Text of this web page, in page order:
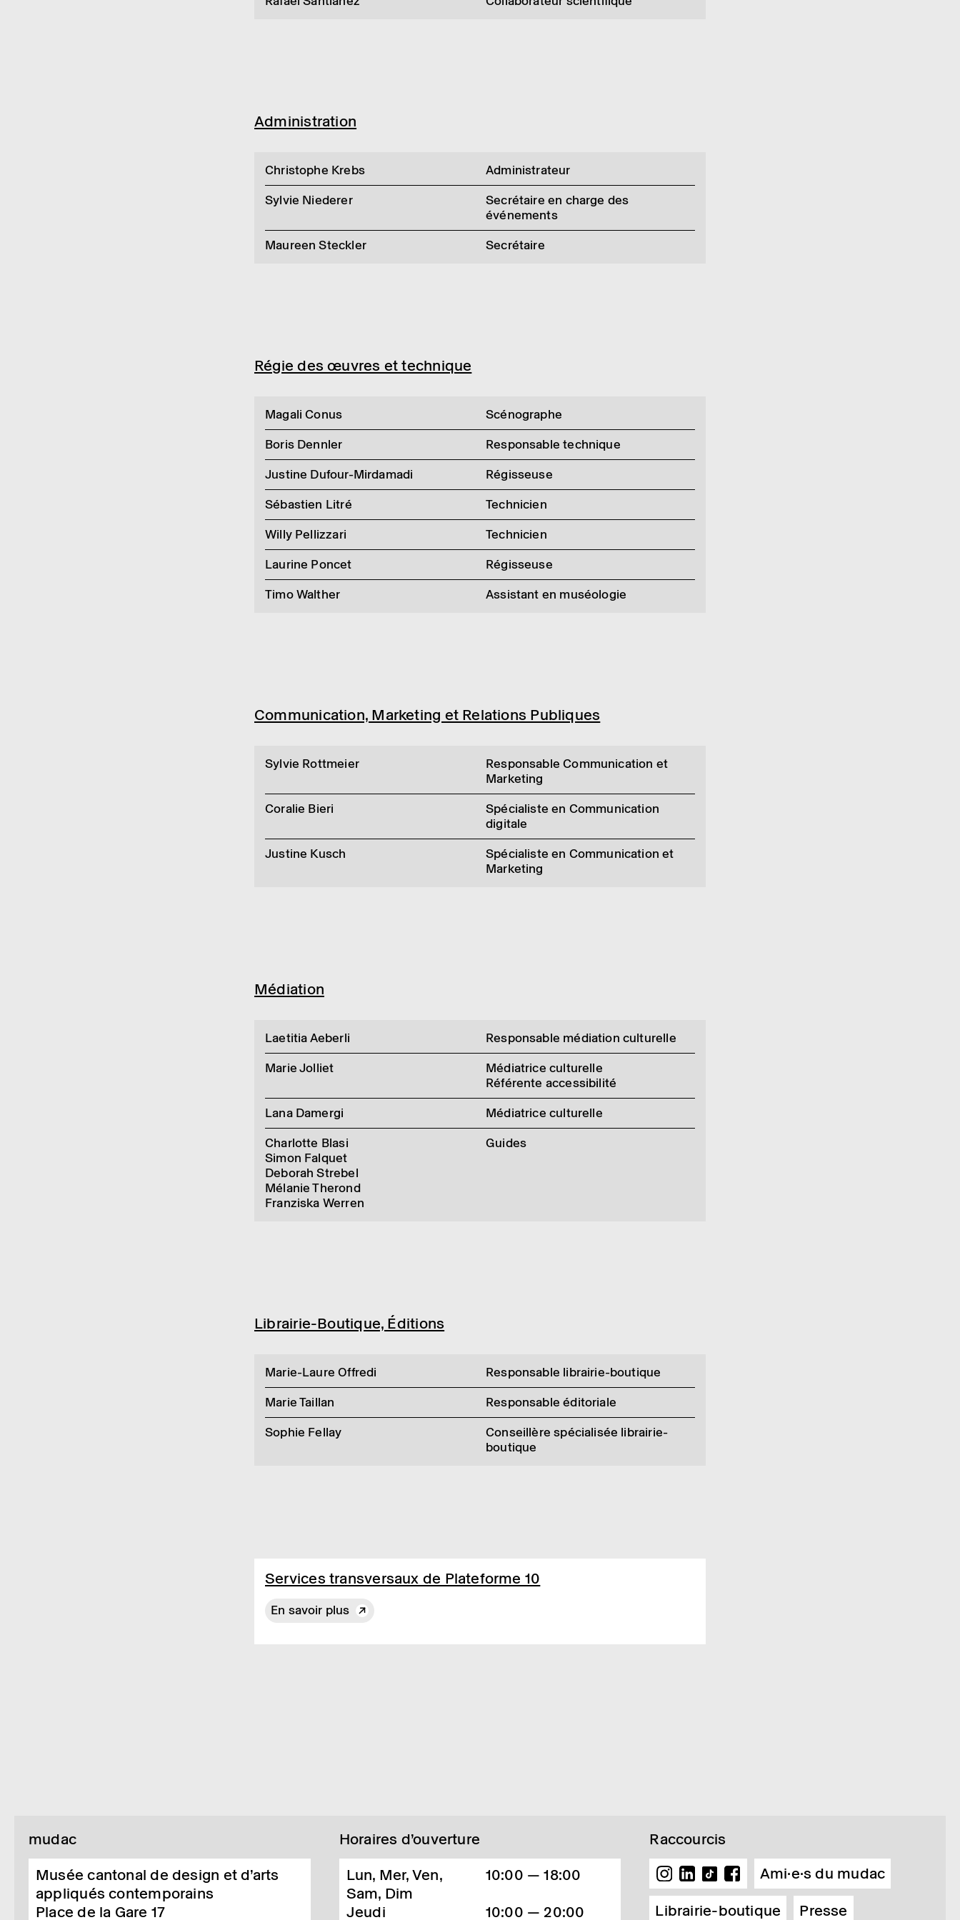
Admi­nis­tra­tion
Christophe Krebs
Administrateur
Sylvie Niederer
Secrétaire en charge des
événements
Maureen Steckler
Secrétaire
Régie des œuvres et tech­nique
Magali Conus
Scénographe
Boris Dennler
Responsable technique
Justine Dufour-Mirdamadi
Régisseuse
Sébastien Litré
Technicien
Willy Pellizzari
Technicien
Laurine Poncet
Régisseuse
Timo Walther
Assistant en muséologie
Commu­ni­ca­tion, Marke­ting et Rela­tions Publiques
Sylvie Rottmeier
Responsable Communication et
Marketing
Coralie Bieri
Spécialiste en Communication
digitale
Justine Kusch
Spécialiste en Communication et
Marketing
Média­tion
Laetitia Aeberli
Responsable médiation culturelle
Marie Jolliet
Médiatrice culturelle
Réfé­rente acces­si­bi­lité
Lana Damergi
Médiatrice culturelle
Charlotte Blasi
Simon Falquet
Deborah Strebel
Mélanie Therond
Franziska Werren
Guides
Librai­rie-Boutique, Éditions
Marie-Laure Offredi
Responsable librairie-boutique
Marie Taillan
Responsable éditoriale
Sophie Fellay
Conseillère spécialisée librairie-
boutique
Services transversaux de Plateforme 10
En savoir plus
mudac
Musée cantonal de design et d’arts
appliqués contemporains
Place de la Gare 17
Horaires d’ouverture
Lun, Mer, Ven,
Sam, Dim
10:00 — 18:00
Jeudi
10:00 — 20:00
Raccourcis
Ami·e·s du mudac
Librairie-boutique
Presse